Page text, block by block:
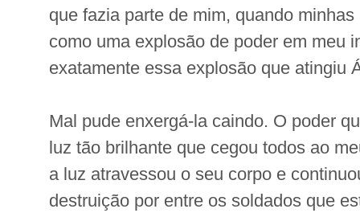
que fazia parte de mim, quando
como uma explosão de poder em meu
exatamente essa explosão que atingiu
Mal pude enxergá-la caindo. O poder
luz tão brilhante que cegou todos ao
a luz atravessou o seu corpo e
destruição por entre os soldados que